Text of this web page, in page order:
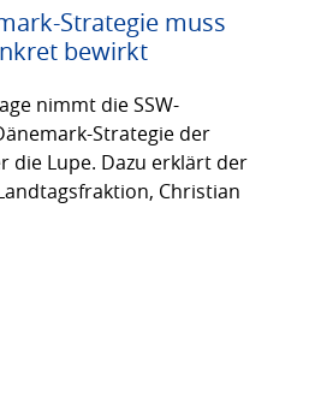
Strategie muss
bewirkt
nimmt die SSW-
Strategie der
die Lupe. Dazu erklärt der
Christian